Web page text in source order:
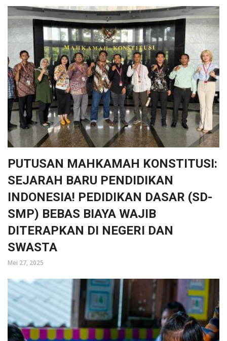
PUTUSAN MAHKAMAH KONSTITUSI:
SEJARAH BARU PENDIDIKAN
INDONESIA! PEDIDIKAN DASAR (SD-
SMP) BEBAS BIAYA WAJIB
DITERAPKAN DI NEGERI DAN
SWASTA
Mei 27, 2025